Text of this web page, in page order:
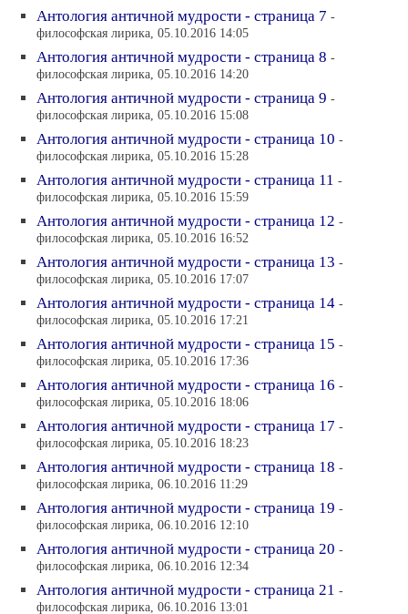
Антология античной мудрости - страница 7 -
философская лирика, 05.10.2016 14:05
Антология античной мудрости - страница 8 -
философская лирика, 05.10.2016 14:20
Антология античной мудрости - страница 9 -
философская лирика, 05.10.2016 15:08
Антология античной мудрости - страница 10 -
философская лирика, 05.10.2016 15:28
Антология античной мудрости - страница 11 -
философская лирика, 05.10.2016 15:59
Антология античной мудрости - страница 12 -
философская лирика, 05.10.2016 16:52
Антология античной мудрости - страница 13 -
философская лирика, 05.10.2016 17:07
Антология античной мудрости - страница 14 -
философская лирика, 05.10.2016 17:21
Антология античной мудрости - страница 15 -
философская лирика, 05.10.2016 17:36
Антология античной мудрости - страница 16 -
философская лирика, 05.10.2016 18:06
Антология античной мудрости - страница 17 -
философская лирика, 05.10.2016 18:23
Антология античной мудрости - страница 18 -
философская лирика, 06.10.2016 11:29
Антология античной мудрости - страница 19 -
философская лирика, 06.10.2016 12:10
Антология античной мудрости - страница 20 -
философская лирика, 06.10.2016 12:34
Антология античной мудрости - страница 21 -
философская лирика, 06.10.2016 13:01